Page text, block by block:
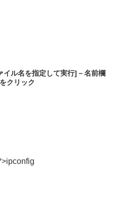
ル名を指定して実行]－名前欄
クリック